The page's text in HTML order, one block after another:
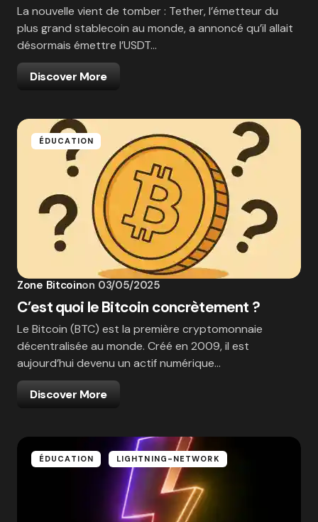
La nouvelle vient de tomber : Tether, l’émetteur du
plus grand stablecoin au monde, a annoncé qu’il allait
désormais émettre l’USDT…
Discover More
ÉDUCATION
Zone Bitcoinon 03/05/2025
C’est quoi le Bitcoin concrètement ?
Le Bitcoin (BTC) est la première cryptomonnaie
décentralisée au monde. Créé en 2009, il est
aujourd’hui devenu un actif numérique…
Discover More
ÉDUCATION LIGHTNING-NETWORK